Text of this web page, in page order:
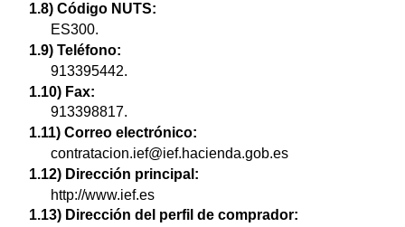
1.8) Código NUTS:
ES300.
1.9) Teléfono:
913395442.
1.10) Fax:
913398817.
1.11) Correo electrónico:
contratacion.ief@ief.hacienda.gob.es
1.12) Dirección principal:
http://www.ief.es
1.13) Dirección del perfil de comprador: